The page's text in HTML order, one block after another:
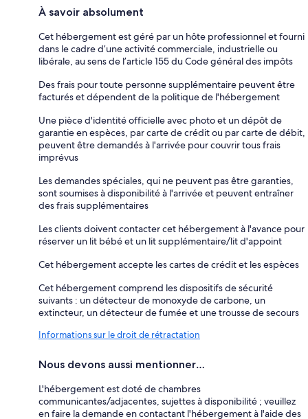
À savoir absolument
Cet hébergement est géré par un hôte professionnel et fourni
dans le cadre d’une activité commerciale, industrielle ou
libérale, au sens de l’article 155 du Code général des impôts
Des frais pour toute personne supplémentaire peuvent être
facturés et dépendent de la politique de l'hébergement
Une pièce d'identité officielle avec photo et un dépôt de
garantie en espèces, par carte de crédit ou par carte de débit,
peuvent être demandés à l'arrivée pour couvrir tous frais
imprévus
Les demandes spéciales, qui ne peuvent pas être garanties,
sont soumises à disponibilité à l'arrivée et peuvent entraîner
des frais supplémentaires
Les clients doivent contacter cet hébergement à l'avance pour
réserver un lit bébé et un lit supplémentaire/lit d'appoint
Cet hébergement accepte les cartes de crédit et les espèces
Cet hébergement comprend les dispositifs de sécurité
suivants : un détecteur de monoxyde de carbone, un
extincteur, un détecteur de fumée et une trousse de secours
Informations sur le droit de rétractation
Nous devons aussi mentionner…
L'hébergement est doté de chambres
communicantes/adjacentes, sujettes à disponibilité ; veuillez
en faire la demande en contactant l'hébergement à l'aide des